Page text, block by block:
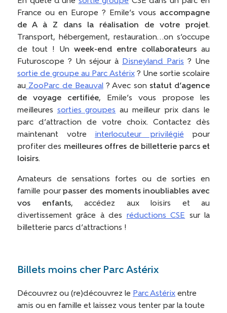
France ou en Europe ? Emile’s vous accompagne
de A à Z dans la réalisation de votre projet.
Transport, hébergement, restauration…on s’occupe
de tout ! Un week-end entre collaborateurs au
Futuroscope ? Un séjour à Disneyland Paris ? Une
sortie de groupe au Parc Astérix? Une sortie scolaire
au ZooParc de Beauval? Avec son statut d’agence
de voyage certifiée, Emile’s vous propose les
meilleures sorties groupes au meilleur prix dans le
parc d’attraction de votre choix. Contactez dès
maintenant votre interlocuteur privilégié pour
profiter des meilleures offres de billetterie parcs et
loisirs.
Amateurs de sensations fortes ou de sorties en
famille pourpasser des moments inoubliables avec
vos enfants, accédez aux loisirs et au
divertissement grâce à des réductions CSE sur la
billetterie parcs d’attractions !
Billets moins cher Parc Astérix
Découvrez ou (re)découvrez le Parc Astérix entre
amis ou en famille et laissez vous tenter par la toute